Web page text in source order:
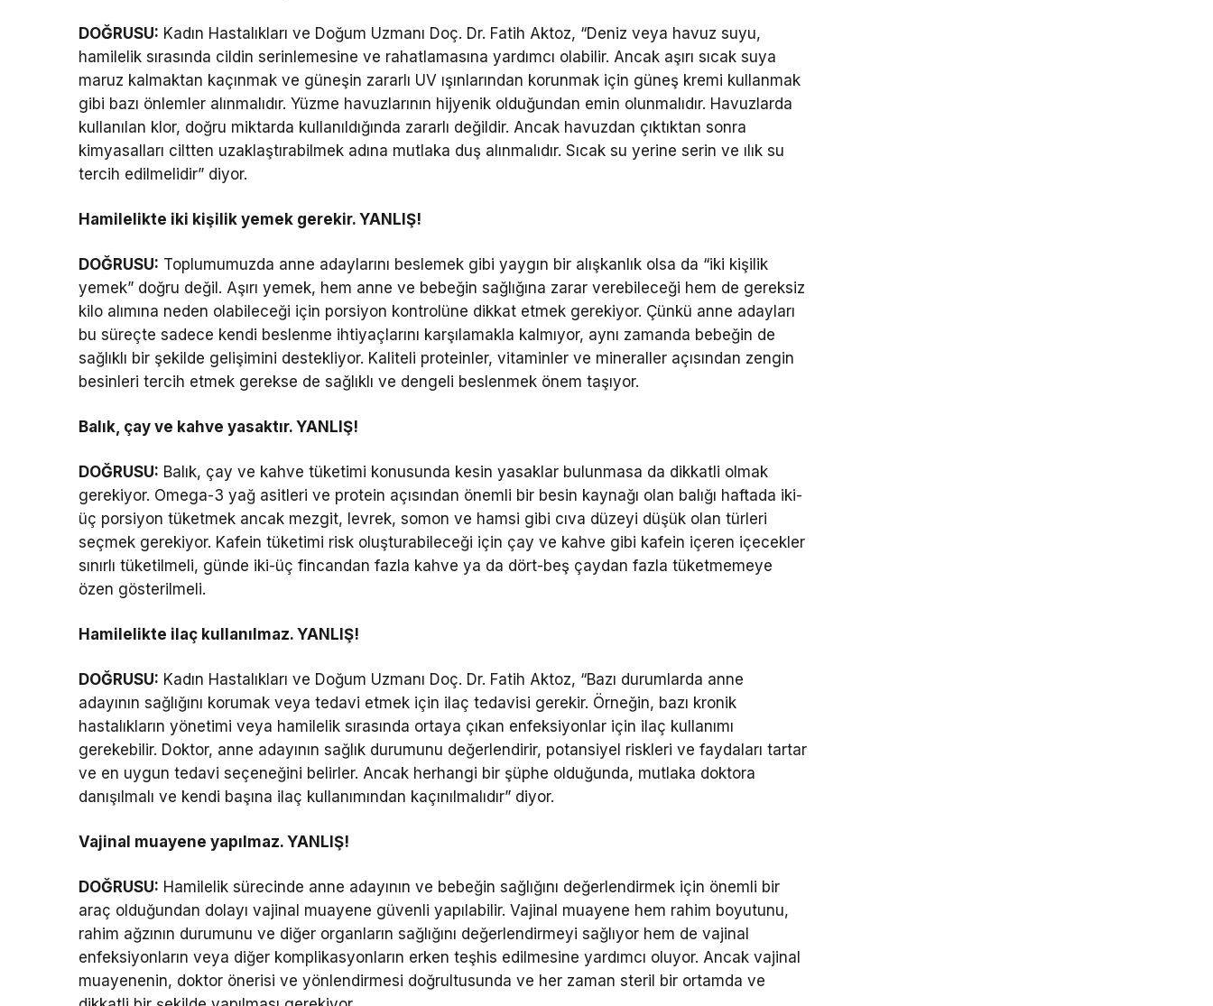
DOĞRUSU: Kadın Hastalıkları ve Doğum Uzmanı Doç. Dr. Fatih Aktoz, “Deniz veya havuz suyu,
hamilelik sırasında cildin serinlemesine ve rahatlamasına yardımcı olabilir. Ancak aşırı sıcak suya
maruz kalmaktan kaçınmak ve güneşin zararlı UV ışınlarından korunmak için güneş kremi kullanmak
gibi bazı önlemler alınmalıdır. Yüzme havuzlarının hijyenik olduğundan emin olunmalıdır. Havuzlarda
kullanılan klor, doğru miktarda kullanıldığında zararlı değildir. Ancak havuzdan çıktıktan sonra
kimyasalları ciltten uzaklaştırabilmek adına mutlaka duş alınmalıdır. Sıcak su yerine serin ve ılık su
tercih edilmelidir” diyor.
Hamilelikte iki kişilik yemek gerekir. YANLIŞ!
DOĞRUSU: Toplumumuzda anne adaylarını beslemek gibi yaygın bir alışkanlık olsa da “iki kişilik
yemek” doğru değil. Aşırı yemek, hem anne ve bebeğin sağlığına zarar verebileceği hem de gereksiz
kilo alımına neden olabileceği için porsiyon kontrolüne dikkat etmek gerekiyor. Çünkü anne adayları
bu süreçte sadece kendi beslenme ihtiyaçlarını karşılamakla kalmıyor, aynı zamanda bebeğin de
sağlıklı bir şekilde gelişimini destekliyor. Kaliteli proteinler, vitaminler ve mineraller açısından zengin
besinleri tercih etmek gerekse de sağlıklı ve dengeli beslenmek önem taşıyor.
Balık, çay ve kahve yasaktır. YANLIŞ!
DOĞRUSU: Balık, çay ve kahve tüketimi konusunda kesin yasaklar bulunmasa da dikkatli olmak
gerekiyor. Omega-3 yağ asitleri ve protein açısından önemli bir besin kaynağı olan balığı haftada iki-
üç porsiyon tüketmek ancak mezgit, levrek, somon ve hamsi gibi cıva düzeyi düşük olan türleri
seçmek gerekiyor. Kafein tüketimi risk oluşturabileceği için çay ve kahve gibi kafein içeren içecekler
sınırlı tüketilmeli, günde iki-üç fincandan fazla kahve ya da dört-beş çaydan fazla tüketmemeye
özen gösterilmeli.
Hamilelikte ilaç kullanılmaz. YANLIŞ!
DOĞRUSU: Kadın Hastalıkları ve Doğum Uzmanı Doç. Dr. Fatih Aktoz, “Bazı durumlarda anne
adayının sağlığını korumak veya tedavi etmek için ilaç tedavisi gerekir. Örneğin, bazı kronik
hastalıkların yönetimi veya hamilelik sırasında ortaya çıkan enfeksiyonlar için ilaç kullanımı
gerekebilir. Doktor, anne adayının sağlık durumunu değerlendirir, potansiyel riskleri ve faydaları tartar
ve en uygun tedavi seçeneğini belirler. Ancak herhangi bir şüphe olduğunda, mutlaka doktora
danışılmalı ve kendi başına ilaç kullanımından kaçınılmalıdır” diyor.
Vajinal muayene yapılmaz. YANLIŞ!
DOĞRUSU: Hamilelik sürecinde anne adayının ve bebeğin sağlığını değerlendirmek için önemli bir
araç olduğundan dolayı vajinal muayene güvenli yapılabilir. Vajinal muayene hem rahim boyutunu,
rahim ağzının durumunu ve diğer organların sağlığını değerlendirmeyi sağlıyor hem de vajinal
enfeksiyonların veya diğer komplikasyonların erken teşhis edilmesine yardımcı oluyor. Ancak vajinal
muayenenin, doktor önerisi ve yönlendirmesi doğrultusunda ve her zaman steril bir ortamda ve